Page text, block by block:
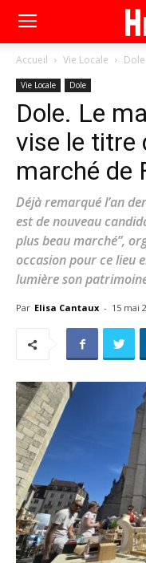
Accueil Vie Locale Dole
Vie Locale Dole
Dole. Le
vise le titre
marché de
Déjà remarqué l’an
est de nouveau
plus beau marché”,
occasion pour ce lieu
lumière son
Par Elisa Cantaux - 15 mai